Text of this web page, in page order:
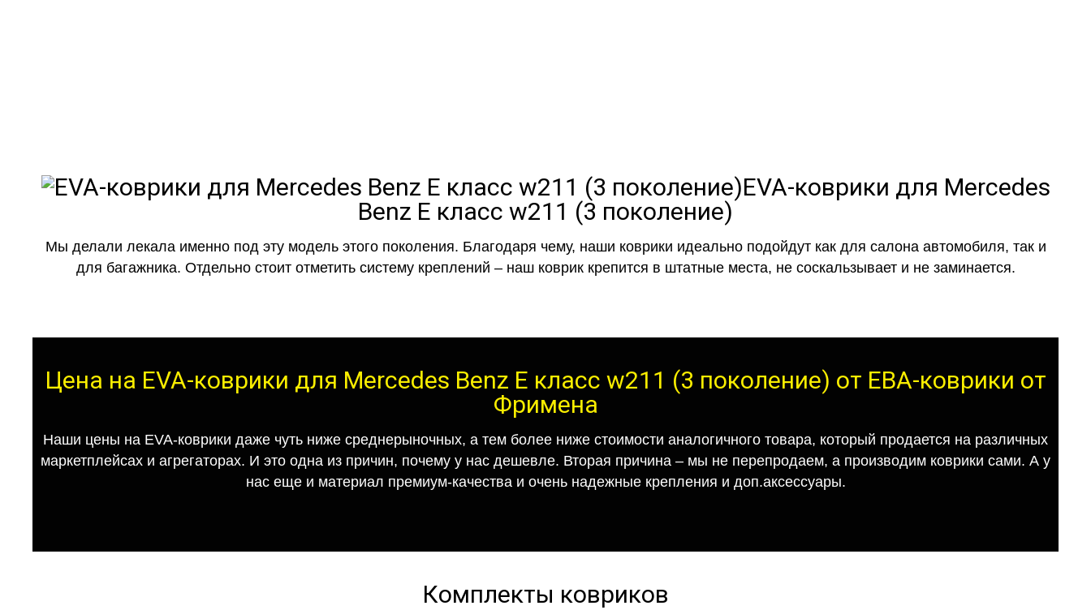
EVA-коврики для Mercedes
Benz E класс w211 (3 поколение)
Мы делали лекала именно под эту модель этого поколения. Благодаря чему, наши коврики идеально подойдут как для салона автомобиля, так и
для багажника. Отдельно стоит отметить систему креплений – наш коврик крепится в штатные места, не соскальзывает и не заминается.
Цена на EVA-коврики для Mercedes Benz E класс w211 (3 поколение) от ЕВА-коврики от
Фримена
Наши цены на EVA-коврики даже чуть ниже среднерыночных, а тем более ниже стоимости аналогичного товара, который продается на различных
маркетплейсах и агрегаторах. И это одна из причин, почему у нас дешевле. Вторая причина – мы не перепродаем, а производим коврики сами. А у
нас еще и материал премиум-качества и очень надежные крепления и доп.аксессуары.
Комплекты ковриков